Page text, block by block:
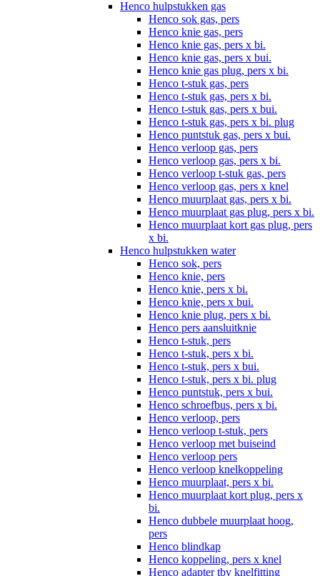
Henco hulpstukken gas
Henco sok gas, pers
Henco knie gas, pers
Henco knie gas, pers x bi.
Henco knie gas, pers x bui.
Henco knie gas plug, pers x bi.
Henco t-stuk gas, pers
Henco t-stuk gas, pers x bi.
Henco t-stuk gas, pers x bui.
Henco t-stuk gas, pers x bi. plug
Henco puntstuk gas, pers x bui.
Henco verloop gas, pers
Henco verloop gas, pers x bi.
Henco verloop t-stuk gas, pers
Henco verloop gas, pers x knel
Henco muurplaat gas, pers x bi.
Henco muurplaat gas plug, pers x bi.
Henco muurplaat kort gas plug, pers
x bi.
Henco hulpstukken water
Henco sok, pers
Henco knie, pers
Henco knie, pers x bi.
Henco knie, pers x bui.
Henco knie plug, pers x bi.
Henco pers aansluitknie
Henco t-stuk, pers
Henco t-stuk, pers x bi.
Henco t-stuk, pers x bui.
Henco t-stuk, pers x bi. plug
Henco puntstuk, pers x bui.
Henco schroefbus, pers x bi.
Henco verloop, pers
Henco verloop t-stuk, pers
Henco verloop met buiseind
Henco verloop pers
Henco verloop knelkoppeling
Henco muurplaat, pers x bi.
Henco muurplaat kort plug, pers x
bi.
Henco dubbele muurplaat hoog,
pers
Henco blindkap
Henco koppeling, pers x knel
Henco adapter tbv knelfitting